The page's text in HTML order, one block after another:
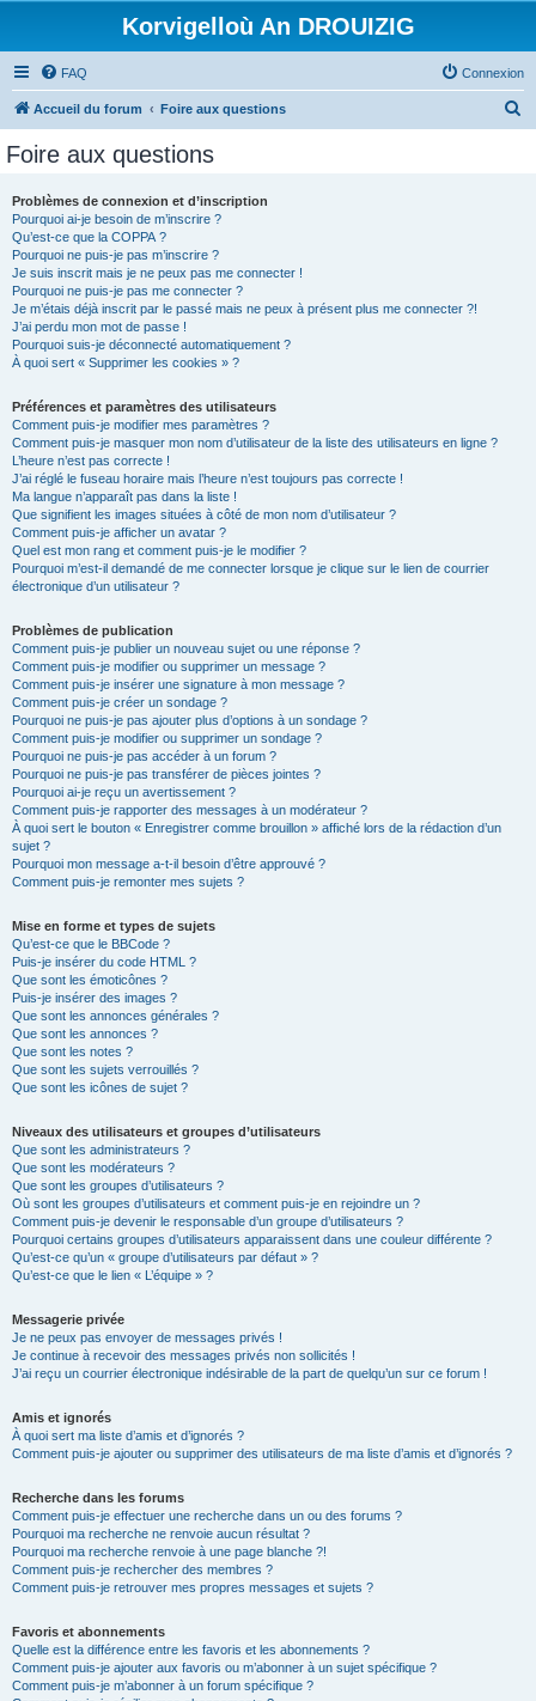
Korvigelloù An DROUIZIG
FAQ Connexion
Accueil du forum Foire aux questions
Foire aux questions
Problèmes de connexion et d’inscription
Pourquoi ai-je besoin de m’inscrire ?
Qu’est-ce que la COPPA ?
Pourquoi ne puis-je pas m’inscrire ?
Je suis inscrit mais je ne peux pas me connecter !
Pourquoi ne puis-je pas me connecter ?
Je m’étais déjà inscrit par le passé mais ne peux à présent plus me connecter ?!
J’ai perdu mon mot de passe !
Pourquoi suis-je déconnecté automatiquement ?
À quoi sert « Supprimer les cookies » ?
Préférences et paramètres des utilisateurs
Comment puis-je modifier mes paramètres ?
Comment puis-je masquer mon nom d’utilisateur de la liste des utilisateurs en ligne ?
L’heure n’est pas correcte !
J’ai réglé le fuseau horaire mais l’heure n’est toujours pas correcte !
Ma langue n’apparaît pas dans la liste !
Que signifient les images situées à côté de mon nom d’utilisateur ?
Comment puis-je afficher un avatar ?
Quel est mon rang et comment puis-je le modifier ?
Pourquoi m’est-il demandé de me connecter lorsque je clique sur le lien de courrier
électronique d’un utilisateur ?
Problèmes de publication
Comment puis-je publier un nouveau sujet ou une réponse ?
Comment puis-je modifier ou supprimer un message ?
Comment puis-je insérer une signature à mon message ?
Comment puis-je créer un sondage ?
Pourquoi ne puis-je pas ajouter plus d’options à un sondage ?
Comment puis-je modifier ou supprimer un sondage ?
Pourquoi ne puis-je pas accéder à un forum ?
Pourquoi ne puis-je pas transférer de pièces jointes ?
Pourquoi ai-je reçu un avertissement ?
Comment puis-je rapporter des messages à un modérateur ?
À quoi sert le bouton « Enregistrer comme brouillon » affiché lors de la rédaction d’un
sujet ?
Pourquoi mon message a-t-il besoin d’être approuvé ?
Comment puis-je remonter mes sujets ?
Mise en forme et types de sujets
Qu’est-ce que le BBCode ?
Puis-je insérer du code HTML ?
Que sont les émoticônes ?
Puis-je insérer des images ?
Que sont les annonces générales ?
Que sont les annonces ?
Que sont les notes ?
Que sont les sujets verrouillés ?
Que sont les icônes de sujet ?
Niveaux des utilisateurs et groupes d’utilisateurs
Que sont les administrateurs ?
Que sont les modérateurs ?
Que sont les groupes d’utilisateurs ?
Où sont les groupes d’utilisateurs et comment puis-je en rejoindre un ?
Comment puis-je devenir le responsable d’un groupe d’utilisateurs ?
Pourquoi certains groupes d’utilisateurs apparaissent dans une couleur différente ?
Qu’est-ce qu’un « groupe d’utilisateurs par défaut » ?
Qu’est-ce que le lien « L’équipe » ?
Messagerie privée
Je ne peux pas envoyer de messages privés !
Je continue à recevoir des messages privés non sollicités !
J’ai reçu un courrier électronique indésirable de la part de quelqu’un sur ce forum !
Amis et ignorés
À quoi sert ma liste d’amis et d’ignorés ?
Comment puis-je ajouter ou supprimer des utilisateurs de ma liste d’amis et d’ignorés ?
Recherche dans les forums
Comment puis-je effectuer une recherche dans un ou des forums ?
Pourquoi ma recherche ne renvoie aucun résultat ?
Pourquoi ma recherche renvoie à une page blanche ?!
Comment puis-je rechercher des membres ?
Comment puis-je retrouver mes propres messages et sujets ?
Favoris et abonnements
Quelle est la différence entre les favoris et les abonnements ?
Comment puis-je ajouter aux favoris ou m’abonner à un sujet spécifique ?
Comment puis-je m’abonner à un forum spécifique ?